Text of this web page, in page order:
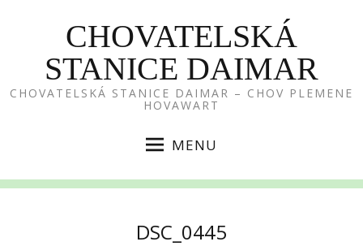
CHOVATELSKÁ
STANICE DAIMAR
CHOVATELSKÁ STANICE DAIMAR – CHOV PLEMENE
HOVAWART
MENU
DSC_0445